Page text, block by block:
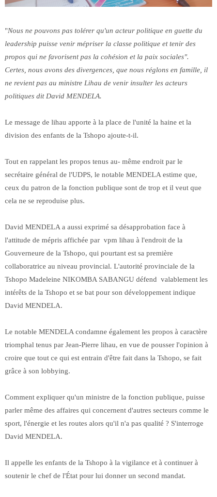
"Nous ne pouvons pas tolérer qu'un acteur politique en guette du
leadership puisse venir mépriser la classe politique et tenir des
propos qui ne favorisent pas la cohésion et la paix sociales".
Certes, nous avons des divergences, que nous réglons en famille, il
ne revient pas au ministre Lihau de venir insulter les acteurs
politiques dit David MENDELA.
Le message de lihau apporte à la place de l'unité la haine et la
division des enfants de la Tshopo ajoute-t-il.
Tout en rappelant les propos tenus au- même endroit par le
secrétaire général de l'UDPS, le notable MENDELA estime que,
ceux du patron de la fonction publique sont de trop et il veut que
cela ne se reproduise plus.
David MENDELA a aussi exprimé sa désapprobation face à
l'attitude de mépris affichée par vpm lihau à l'endroit de la
Gouverneure de la Tshopo, qui pourtant est sa première
collaboratrice au niveau provincial. L'autorité provinciale de la
Tshopo Madeleine NIKOMBA SABANGU défend valablement les
intérêts de la Tshopo et se bat pour son développement indique
David MENDELA.
Le notable MENDELA condamne également les propos à caractère
triomphal tenus par Jean-Pierre lihau, en vue de pousser l'opinion à
croire que tout ce qui est entrain d'être fait dans la Tshopo, se fait
grâce à son lobbying.
Comment expliquer qu'un ministre de la fonction publique, puisse
parler même des affaires qui concernent d'autres secteurs comme le
sport, l'énergie et les routes alors qu'il n'a pas qualité ? S'interroge
David MENDELA.
Il appelle les enfants de la Tshopo à la vigilance et à continuer à
soutenir le chef de l'État pour lui donner un second mandat.